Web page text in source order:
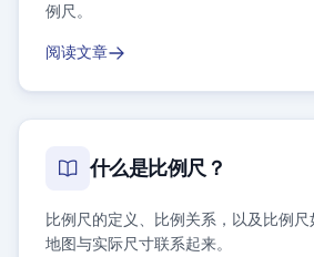
例尺。
阅读文章
什么是比例尺？
比例尺的定义、比例关系，以及比例
地图与实际尺寸联系起来。